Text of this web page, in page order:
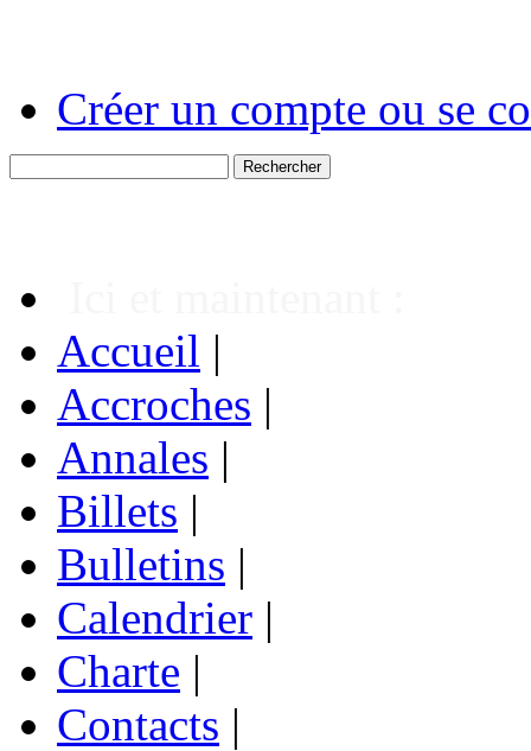
Créer un compte ou se
Accueil |
Accroches |
Annales |
Billets |
Bulletins |
Calendrier |
Charte |
Contacts |